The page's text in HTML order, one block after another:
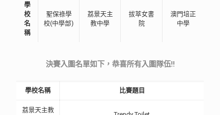
學
校
名
稱
聖保祿學
校(中學部)
荔景天主
教中學
拔萃女書
院
澳門培正
中學
決賽入圍名單如下，恭喜所有入圍隊伍!!
學校名稱 比賽題目
荔景天主教